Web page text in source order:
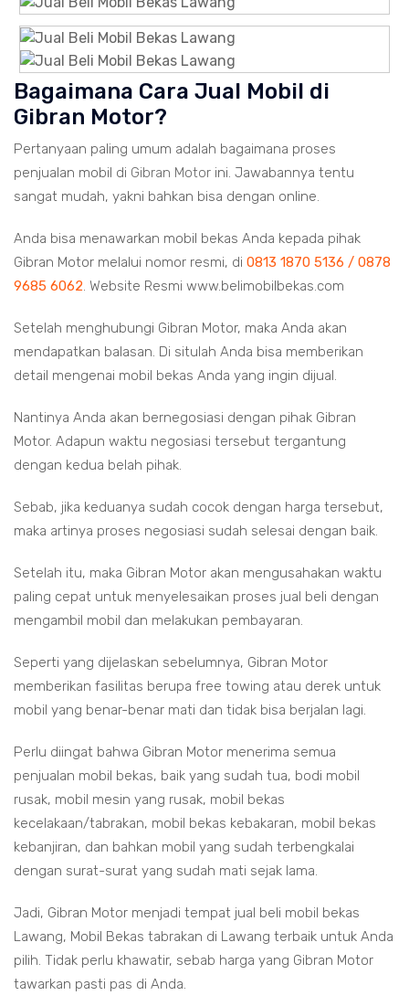
Bagaimana Cara Jual Mobil di
Gibran Motor?
Pertanyaan paling umum adalah bagaimana proses
penjualan mobil di Gibran Motor ini. Jawabannya tentu
sangat mudah, yakni bahkan bisa dengan online.
Anda bisa menawarkan mobil bekas Anda kepada pihak
Gibran Motor melalui nomor resmi, di 0813 1870 5136 / 0878
9685 6062. Website Resmi www.belimobilbekas.com
Setelah menghubungi Gibran Motor, maka Anda akan
mendapatkan balasan. Di situlah Anda bisa memberikan
detail mengenai mobil bekas Anda yang ingin dijual.
Nantinya Anda akan bernegosiasi dengan pihak Gibran
Motor. Adapun waktu negosiasi tersebut tergantung
dengan kedua belah pihak.
Sebab, jika keduanya sudah cocok dengan harga tersebut,
maka artinya proses negosiasi sudah selesai dengan baik.
Setelah itu, maka Gibran Motor akan mengusahakan waktu
paling cepat untuk menyelesaikan proses jual beli dengan
mengambil mobil dan melakukan pembayaran.
Seperti yang dijelaskan sebelumnya, Gibran Motor
memberikan fasilitas berupa free towing atau derek untuk
mobil yang benar-benar mati dan tidak bisa berjalan lagi.
Perlu diingat bahwa Gibran Motor menerima semua
penjualan mobil bekas, baik yang sudah tua, bodi mobil
rusak, mobil mesin yang rusak, mobil bekas
kecelakaan/tabrakan, mobil bekas kebakaran, mobil bekas
kebanjiran, dan bahkan mobil yang sudah terbengkalai
dengan surat-surat yang sudah mati sejak lama.
Jadi, Gibran Motor menjadi tempat jual beli mobil bekas
Lawang, Mobil Bekas tabrakan di Lawang terbaik untuk Anda
pilih. Tidak perlu khawatir, sebab harga yang Gibran Motor
tawarkan pasti pas di Anda.